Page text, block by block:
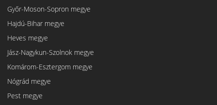
Győr-Moson-Sopron megye
Hajdú-Bihar megye
Heves megye
Jász-Nagykun-Szolnok megye
Komárom-Esztergom megye
Nógrád megye
Pest megye